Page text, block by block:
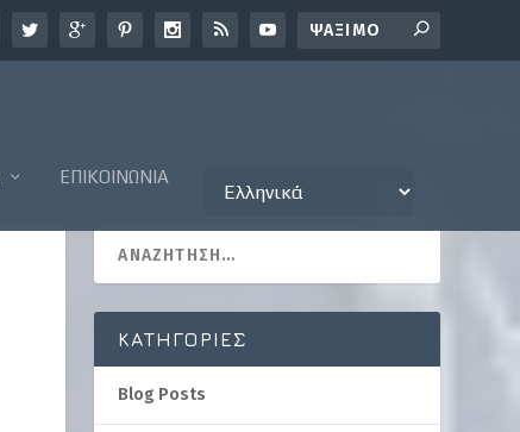
ΕΠΙΚΟΙΝΩΝΊΑ
KΑΤΗΓΟΡΊΕΣ
Blog Posts